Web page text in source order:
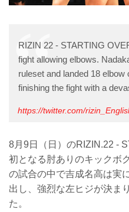
RIZIN 22 - STARTING
fight allowing elbows.
ruleset and landed 18
finishing the fight with a
https://twitter.com/
8月9日（日）のRIZIN.22 -
初となる肘ありのキックボ
の試合の中で吉成名高は実
出し、強烈な左ヒジが決ま
た。